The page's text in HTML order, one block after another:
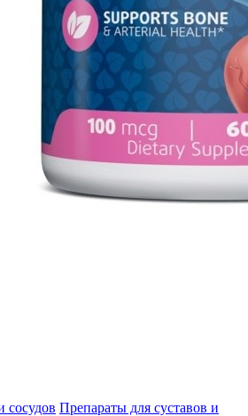
сосудов Препараты для суставов и